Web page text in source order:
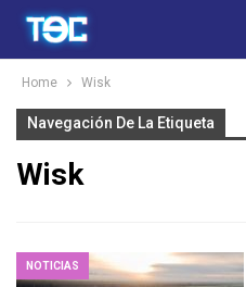
Home Wisk
Navegación De La Etiqueta
Wisk
NOTICIAS